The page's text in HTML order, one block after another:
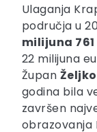
Ulaganja
područja u
milijuna
22 milijuna
Župan Željko
godina bila
završen
obrazovanja